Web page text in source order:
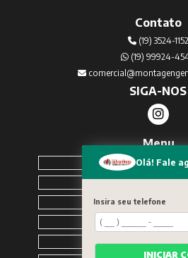
Contato
(19) 3524-1152
(19) 99924-
SIGA-NOS
Menu
Home
Sobre Nós
Serviços
Contato
Olá! Fale
Insira seu telefone
INICIAR